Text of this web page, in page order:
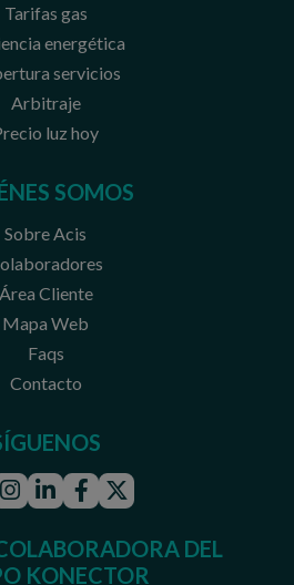
Tarifas gas
energética
servicios
Arbitraje
luz hoy
SOMOS
Sobre Acis
Área Cliente
Mapa Web
Faqs
Contacto
Instagram
LinkedinFacebook
Twitter
DEL
KONECTOR